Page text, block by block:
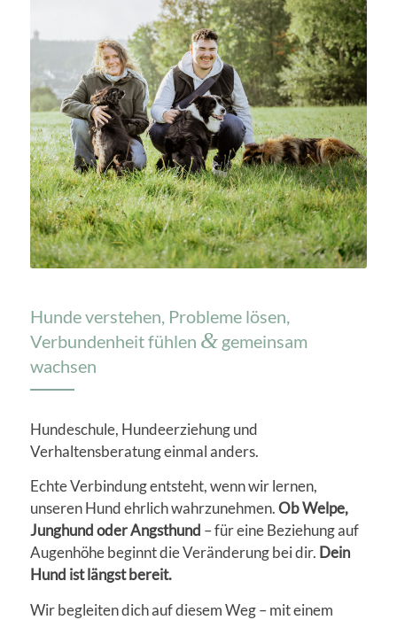
Hunde verstehen, Probleme lösen,
Verbundenheit fühlen &gemeinsam
wachsen
Hundeschule, Hundeerziehung und
Verhaltensberatung einmal anders.
Echte Verbindung entsteht, wenn wir lernen,
unseren Hund ehrlich wahrzunehmen.Ob Welpe,
Junghund oder Angsthund – für eine Beziehung auf
Augenhöhe beginnt die Veränderung bei dir. Dein
Hund ist längst bereit.
Wir begleiten dich auf diesem Weg – mit einem